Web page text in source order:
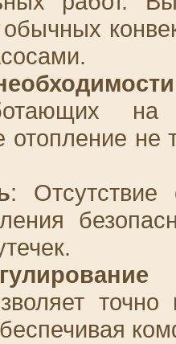
обычных
отопление не
: Отсутствие